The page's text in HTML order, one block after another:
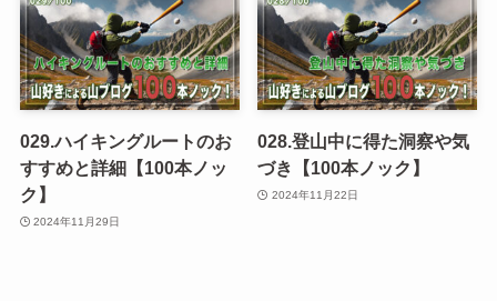
029.ハイキングルートのお
すすめと詳細【100本ノッ
ク】
2024年11月29日
028.登山中に得た洞察や気
づき【100本ノック】
2024年11月22日